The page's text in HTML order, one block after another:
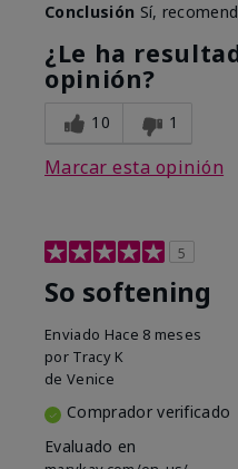
Conclusión Sí,
¿Le ha
opinión?
10 1
Marcar esta opinión
5
So softening
Enviado Hace 8 meses
por Tracy K
de Venice
Comprador verificado
Evaluado en